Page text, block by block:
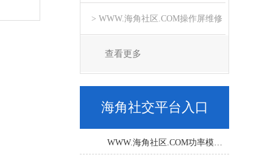
> WWW.海角社区.COM操作屏维修
查看更多
海角社交平台入口
WWW.海角社区.COM功率模块带载报F07410怎么办？